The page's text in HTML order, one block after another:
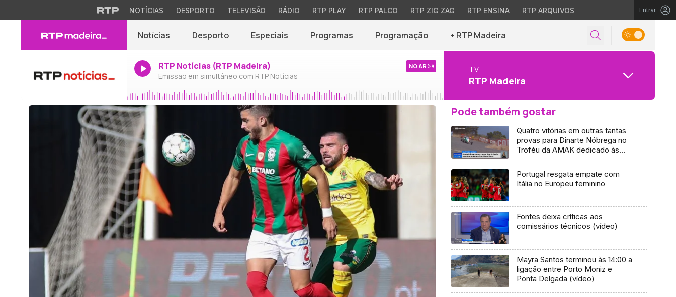
NOTÍCIAS DESPORTO TELEVISÃO RÁDIO RTP PLAY RTP PALCO RTP ZIG ZAG RTP ENSINA RTP ARQUIVOS Entrar
Notícias Desporto Especiais Programas Programação + RTP Madeira
RTP Notícias (RTP Madeira)
Emissão em simultâneo com RTP Notícias
NO AR TV
RTP Madeira
Pode também gostar
Quatro vitórias em outras tantas
provas para Dinarte Nóbrega no
Troféu da AMAK dedicado às
Portugal resgata empate com
Itália no Europeu feminino
Fontes deixa críticas aos
comissários técnicos (vídeo)
Mayra Santos terminou às 14:00 a
ligação entre Porto Moniz e
Ponta Delgada (vídeo)